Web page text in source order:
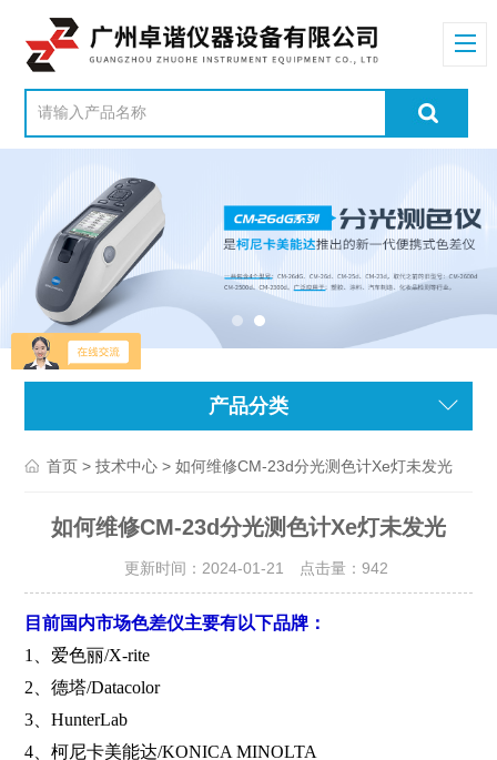
产品分类
首页 >技术中心 > 如何维修CM-23d分光测色计Xe灯未发光
如何维修CM-23d分光测色计Xe灯未发光
更新时间：2024-01-21 点击量： 942
目前国内市场色差仪主要有以下品牌：
1、爱色丽/X-rite
2、德塔/Datacolor
3、HunterLab
4、柯尼卡美能达/KONICA MINOLTA